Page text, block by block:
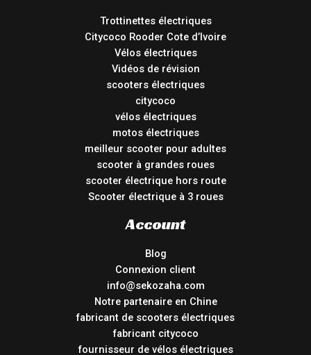
Trottinettes électriques
Citycoco Rooder Cote d’Ivoire
Vélos électriques
Vidéos de révision
scooters électriques
citycoco
vélos électriques
motos électriques
meilleur scooter pour adultes
scooter à grandes roues
scooter électrique hors route
Scooter électrique à 3 roues
Account
Blog
Connexion client
info@sekozaha.com
Notre partenaire en Chine
fabricant de scooters électriques
fabricant citycoco
fournisseur de vélos électriques